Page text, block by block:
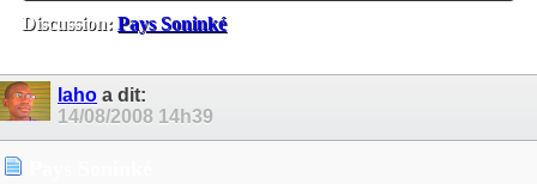
Discussion: Pays Soninké
laho a dit:
14/08/2008 14h39